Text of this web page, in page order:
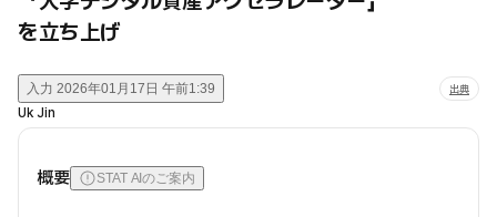
を立ち上げ
入力 2026年01月17日 午前1:39 出典
Uk Jin
概要 STAT AIのご案内